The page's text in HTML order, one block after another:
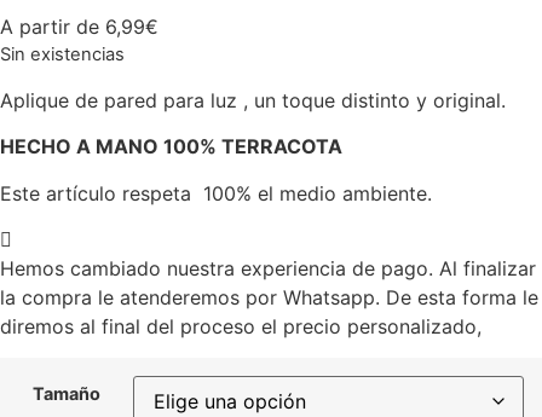
A partir de 6,99€
Sin existencias
Aplique de pared para luz , un toque distinto y original.
HECHO A MANO 100% TERRACOTA
Este artículo respeta 100% el medio ambiente.
Hemos cambiado nuestra experiencia de pago. Al finalizar
la compra le atenderemos por Whatsapp. De esta forma le
diremos al final del proceso el precio personalizado,
Tamaño